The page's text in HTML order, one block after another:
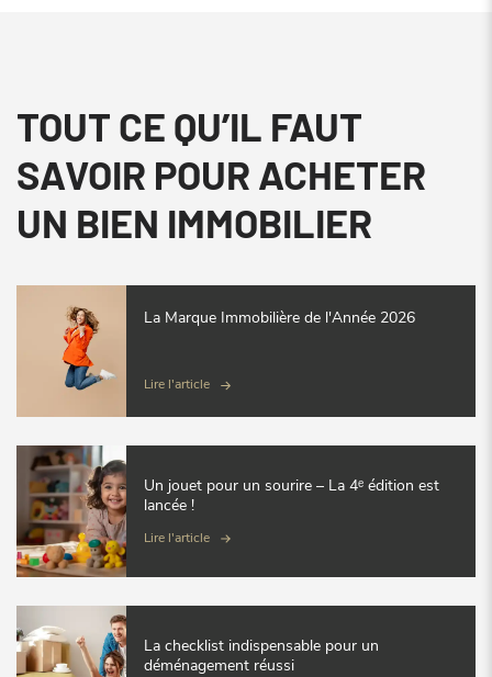
TOUT CE QU’IL FAUT
SAVOIR POUR ACHETER
UN BIEN IMMOBILIER
La Marque Immobilière de l'Année 2026
Lire l'article
Un jouet pour un sourire – La 4ᵉ édition est
lancée !
Lire l'article
La checklist indispensable pour un
déménagement réussi